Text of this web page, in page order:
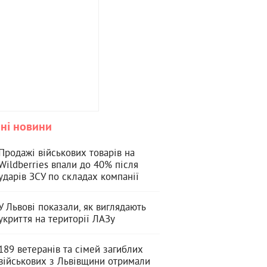
новини
військових товарів на
впали до 40% після
ЗСУ по складах компанії
Львові показали, як виглядають
на території ЛАЗу
ветеранів та сімей загиблих
з Львівщини отримали